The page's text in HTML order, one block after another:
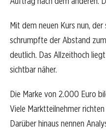
Mit dem neuen Kurs nun,
schrumpfte der Abstand
deutlich. Das Allzeithoch
sichtbar näher.
Die Marke von 2.000 Euro
Viele Marktteilnehmer
Darüber hinaus nennen